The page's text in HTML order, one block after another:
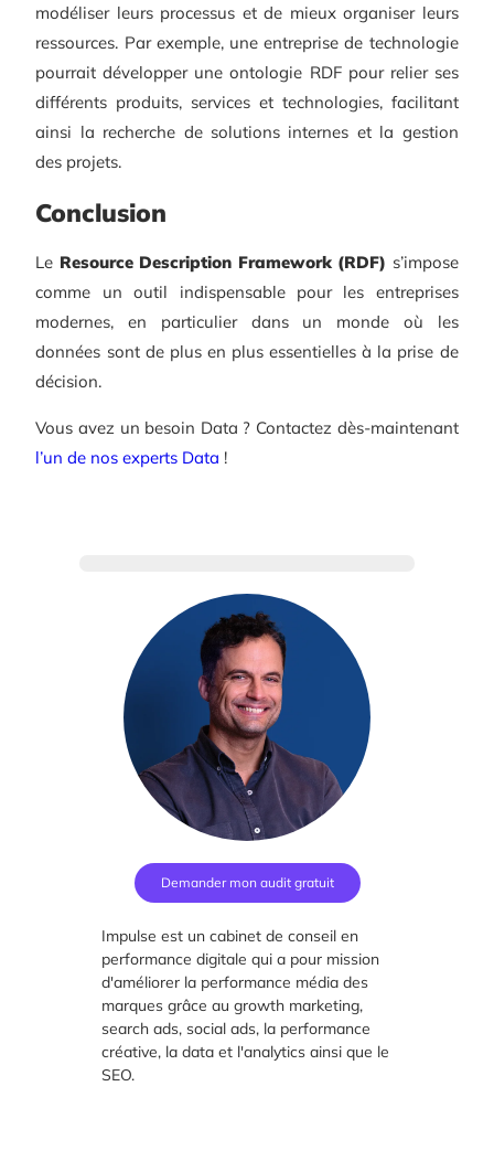
modéliser leurs processus et de mieux organiser leurs
ressources. Par exemple, une entreprise de technologie
pourrait développer une ontologie RDF pour relier ses
différents produits, services et technologies, facilitant
ainsi la recherche de solutions internes et la gestion
des projets.
Conclusion
Le Resource Description Framework (RDF) s’impose
comme un outil indispensable pour les entreprises
modernes, en particulier dans un monde où les
données sont de plus en plus essentielles à la prise de
décision.
Vous avez un besoin Data ? Contactez dès-maintenant
l’un de nos experts Data !
Demander mon audit gratuit
Impulse est un cabinet de conseil en
performance digitale qui a pour mission
d'améliorer la performance média des
marques grâce au growth marketing,
search ads, social ads, la performance
créative, la data et l'analytics ainsi que le
SEO.